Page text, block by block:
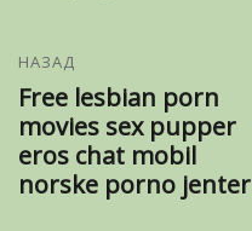
НАЗАД
Free lesbian porn
movies sex pupper
eros chat mobil
norske porno jenter